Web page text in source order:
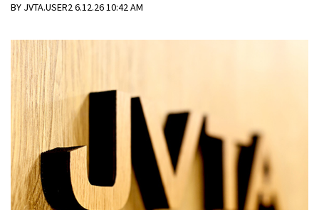
BY JVTA.USER2 6.12.26 10:42 AM